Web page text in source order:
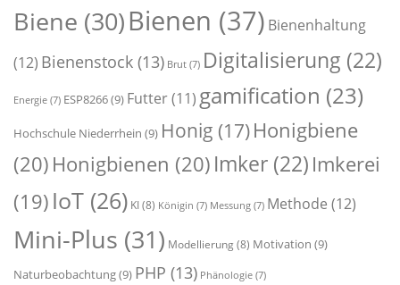
Biene (30)Bienen (37) Bienenhaltung
(12) Bienenstock (13) Brut (7) Digitalisierung (22)
Energie (7) ESP8266(9) Futter(11) gamification (23)
Hochschule Niederrhein (9) Honig (17)Honigbiene
(20)Honigbienen (20)Imker (22) Imkerei
(19) IoT (26) KI(8) Königin (7) Messung (7) Methode (12)
Mini-Plus (31) Modellierung(8) Motivation (9)
Naturbeobachtung(9) PHP (13) Phänologie (7)